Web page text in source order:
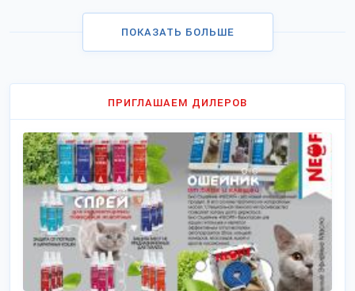
ПОКАЗАТЬ БОЛЬШЕ
ПРИГЛАШАЕМ ДИЛЕРОВ